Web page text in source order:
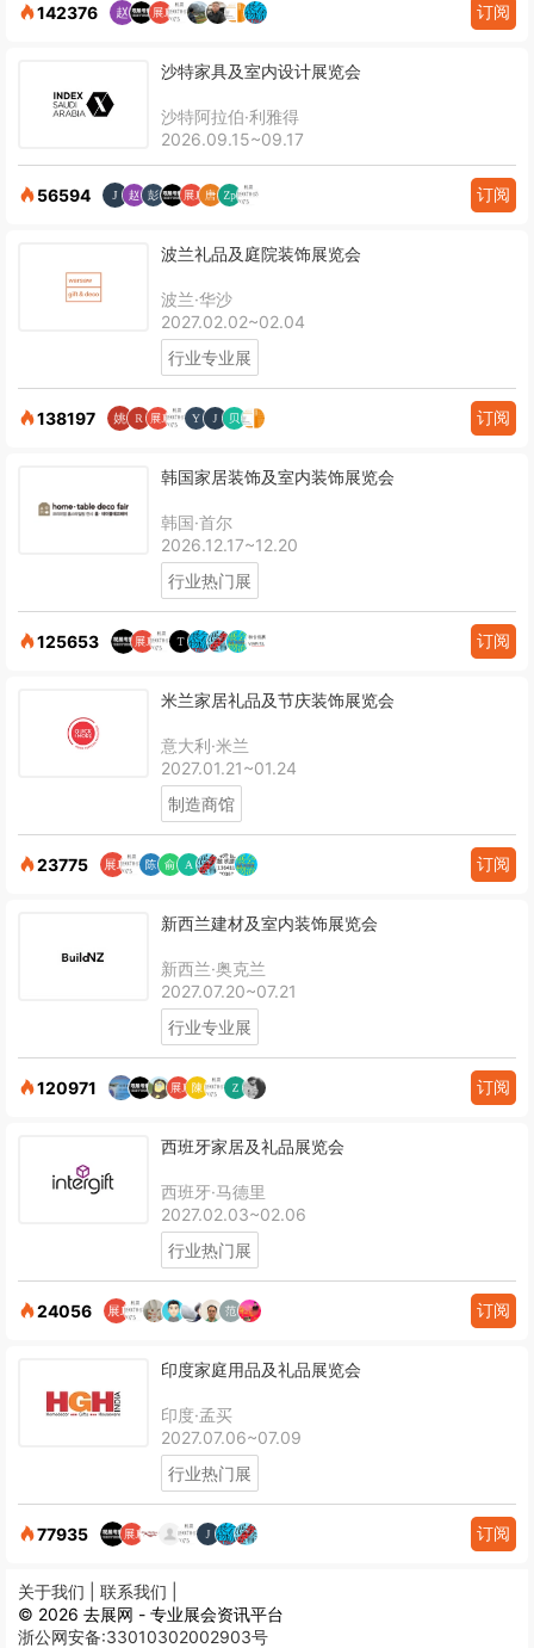
142376 订阅
沙特家具及室内设计展览会
沙特阿拉伯·利雅得
2026.09.15~09.17
56594 订阅
波兰礼品及庭院装饰展览会
波兰·华沙
2027.02.02~02.04
行业专业展
138197 订阅
韩国家居装饰及室内装饰展览会
韩国·首尔
2026.12.17~12.20
行业热门展
125653 订阅
米兰家居礼品及节庆装饰展览会
意大利·米兰
2027.01.21~01.24
制造商馆
23775 订阅
新西兰建材及室内装饰展览会
新西兰·奥克兰
2027.07.20~07.21
行业专业展
120971 订阅
西班牙家居及礼品展览会
西班牙·马德里
2027.02.03~02.06
行业热门展
24056 订阅
印度家庭用品及礼品展览会
印度·孟买
2027.07.06~07.09
行业热门展
77935 订阅
关于我们 | 联系我们 |
© 2026 去展网 - 专业展会资讯平台
浙公网安备:33010302002903号